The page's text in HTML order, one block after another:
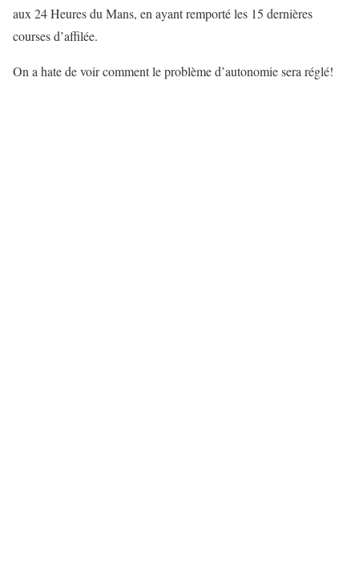
aux 24 Heures du Mans, en ayant remporté les 15 dernières
courses d’affilée.
On a hate de voir comment le problème d’autonomie sera réglé!